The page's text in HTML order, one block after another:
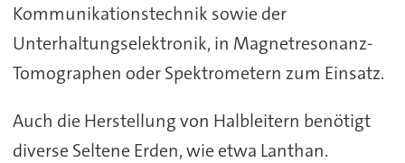
Kommunikationstechnik sowie der
Unterhaltungselektronik, in Magnetresonanz-
Tomographen oder Spektrometern zum Einsatz.
Auch die Herstellung von Halbleitern benötigt
diverse Seltene Erden, wie etwa Lanthan.